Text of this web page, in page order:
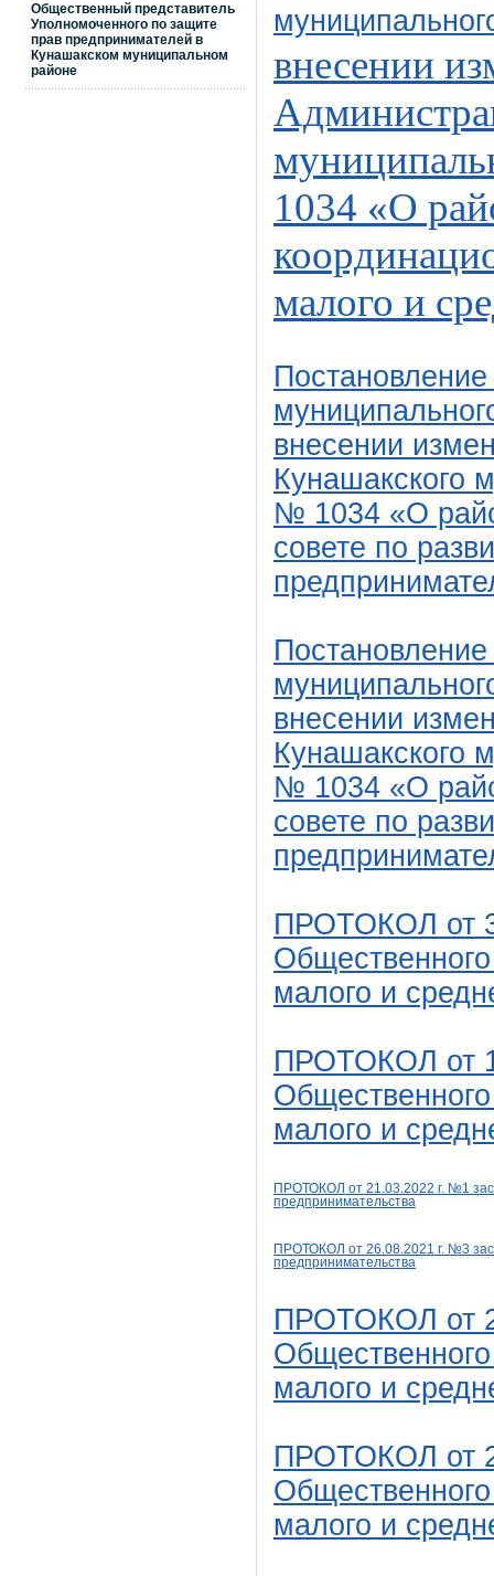
Общественный представитель
Уполномоченного по защите
прав предпринимателей в
Кунашакском муниципальном
районе
внесении
1034 «О
малого и
внесении
Кунашакского
№ 1034 «О
совете по
внесении
Кунашакского
№ 1034 «О
совете по
ПРОТОКОЛ от
малого и
ПРОТОКОЛ от
малого и
ПРОТОКОЛ от 21 .03 .2022 г. №1
предпринимательства
ПРОТОКОЛ от 26.08 .2021 г. №3
предпринимательства
ПРОТОКОЛ от
малого и
ПРОТОКОЛ от
малого и